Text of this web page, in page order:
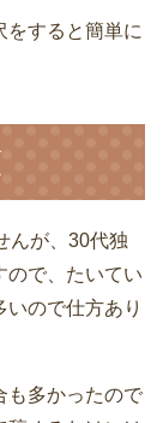
をすると簡単に
んが、30代独
ので、たいてい
ので仕方あり
も多かったので